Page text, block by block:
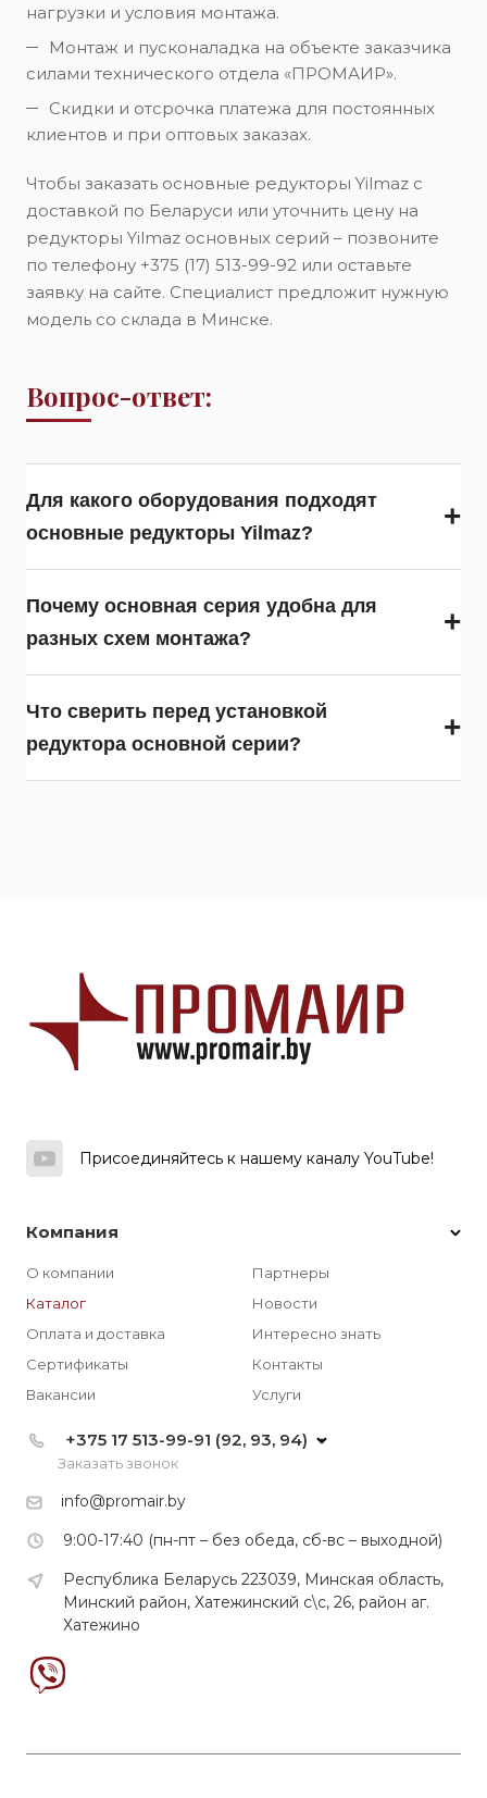
нагрузки и условия монтажа.
Монтаж и пусконаладка на объекте заказчика
силами технического отдела «ПРОМАИР».
Скидки и отсрочка платежа для постоянных
клиентов и при оптовых заказах.
Чтобы заказать основные редукторы Yilmaz с
доставкой по Беларуси или уточнить цену на
редукторы Yilmaz основных серий – позвоните
по телефону +375 (17) 513-99-92 или оставьте
заявку на сайте. Специалист предложит нужную
модель со склада в Минске.
Вопрос-ответ:
Для какого оборудования подходят
основные редукторы Yilmaz?
+
Почему основная серия удобна для
разных схем монтажа?
+
Что сверить перед установкой
редуктора основной серии?
+
Присоединяйтесь к нашему каналу YouTube!
Компания
О компании
Каталог
Оплата и доставка
Сертификаты
Вакансии
Партнеры
Новости
Интересно знать
Контакты
Услуги
+375 17 513-99-91 (92, 93, 94)
Заказать звонок
info@promair.by
9:00-17:40 (пн-пт – без обеда, сб-вс – выходной)
Республика Беларусь 223039, Минская область,
Минский район, Хатежинский с\с, 26, район аг.
Хатежино